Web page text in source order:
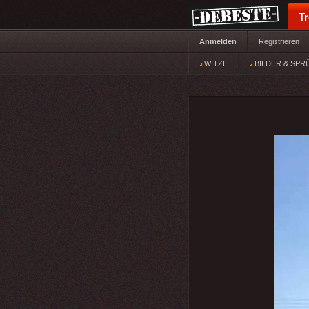
Anmelden Registrieren
WITZE BILDER &